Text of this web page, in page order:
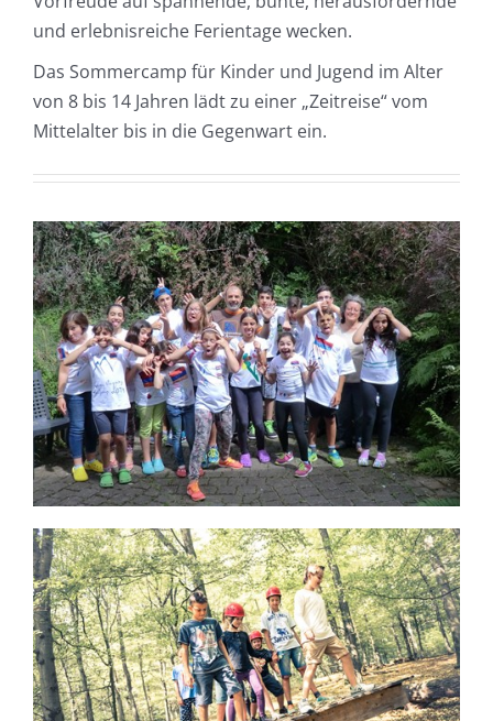
und erlebnisreiche Ferientage wecken.
Das Sommercamp für Kinder und Jugend im Alter
von 8 bis 14 Jahren lädt zu einer „Zeitreise“ vom
Mittelalter bis in die Gegenwart ein.